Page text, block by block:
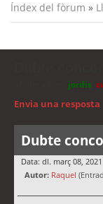
Índex del fòrum »
jordis
Envia una resposta
Dubte
Data: dl. març 08,
Autor: Raquel